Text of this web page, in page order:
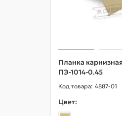
Планка
ПЭ-1014-0.45
4887-01
Цвет: